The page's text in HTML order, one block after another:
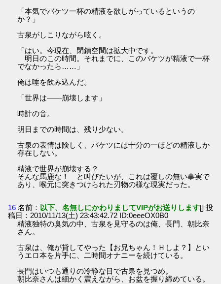
「本気でバケツ一杯の精液を欲しがっているというの
か？」
古泉がしこりながら呟く。
「はい。今現在、閉鎖空間は拡大中です。
明日のこの時間。それまでに、このバケツが精液で一杯
でなかったら……」
俺は唾を飲み込んだ。
「世界は――崩壊します」
時計の音。
明日までの時間は、残り少ない。
古泉の表情は険しく、バケツには十分の一ほどの精液しか
存在しない。
精液で世界が崩壊する？
そんな馬鹿な！ と叫びたいが、これは覆しの無い事実で
あり、喉元に突きつけられた刃物の様な現実だった。
16 名前： 以下、名無しにかわりましてVIPがお送りします[] 投
稿日：2010/11/13(土) 23:43:42.72 ID:0eeeOX0B0
精液独特の臭気の中、古泉を見守るのは俺、長門、朝比奈
さん。
古泉は、俺が貸してやった【お兄ちゃん！Ｈしよ？】とい
うエロ本を片手に、二時間オナニーを続けている。
長門はいつも通りの冷静な目で古泉を見つめ。
朝比奈さんは細かく震えながら、お盆を握り締めている。